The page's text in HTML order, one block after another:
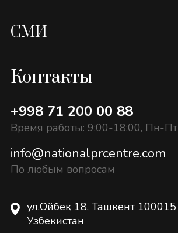
СМИ
Контакты
+998 71 200 00 88
Время работы: 9:00-18:00, Пн-Пт
info@nationalprcentre.com
По любым вопросам
ул.Ойбек 18, Ташкент 100015
Узбекистан